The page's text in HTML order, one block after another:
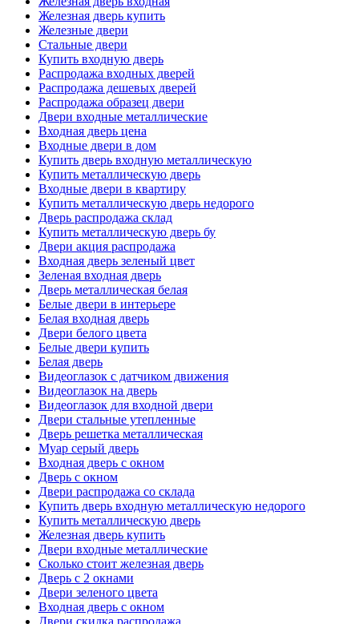
Железная дверь купить
Железные двери
Стальные двери
Купить входную дверь
Распродажа входных дверей
Распродажа дешевых дверей
Распродажа образец двери
Двери входные металлические
Входная дверь цена
Входные двери в дом
Купить дверь входную металлическую
Купить металлическую дверь
Входные двери в квартиру
Купить металлическую дверь недорого
Дверь распродажа склад
Купить металлическую дверь бу
Двери акция распродажа
Входная дверь зеленый цвет
Зеленая входная дверь
Дверь металлическая белая
Белые двери в интерьере
Белая входная дверь
Двери белого цвета
Белые двери купить
Белая дверь
Видеоглазок с датчиком движения
Видеоглазок на дверь
Видеоглазок для входной двери
Двери стальные утепленные
Дверь решетка металлическая
Муар серый дверь
Входная дверь с окном
Дверь с окном
Двери распродажа со склада
Купить дверь входную металлическую недорого
Купить металлическую дверь
Железная дверь купить
Двери входные металлические
Сколько стоит железная дверь
Дверь с 2 окнами
Двери зеленого цвета
Входная дверь с окном
Двери скидка распродажа